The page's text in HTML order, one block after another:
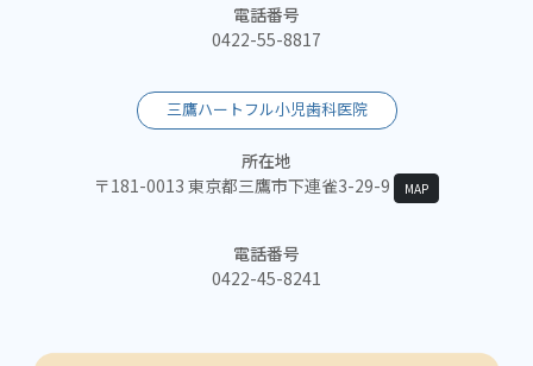
電話番号
0422-55-8817
三鷹ハートフル小児歯科医院
所在地
〒181-0013 東京都三鷹市下連雀3-29-9
MAP
電話番号
0422-45-8241